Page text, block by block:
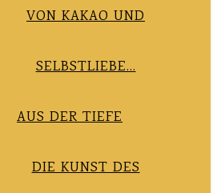
VON KAKAO UND
SELBSTLIEBE…
AUS DER TIEFE
DIE KUNST DES